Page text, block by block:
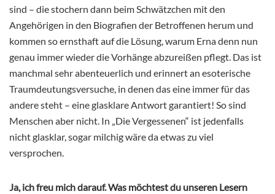
sind – die stochern dann beim Schwätzchen mit den
Angehörigen in den Biografien der Betroffenen herum und
kommen so ernsthaft auf die Lösung, warum Erna denn nun
genau immer wieder die Vorhänge abzureißen pflegt. Das ist
manchmal sehr abenteuerlich und erinnert an esoterische
Traumdeutungsversuche, in denen das eine immer für das
andere steht – eine glasklare Antwort garantiert! So sind
Menschen aber nicht. In „Die Vergessenen“ ist jedenfalls
nicht glasklar, sogar milchig wäre da etwas zu viel
versprochen.
Ja, ich freu mich darauf. Was möchtest du unseren Lesern